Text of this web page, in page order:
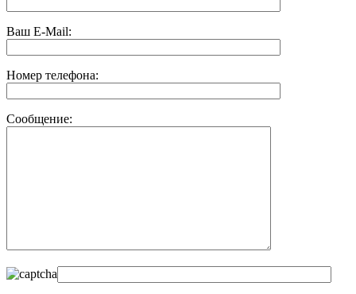
Ваш E-Mail:
Номер телефона:
Сообщение: